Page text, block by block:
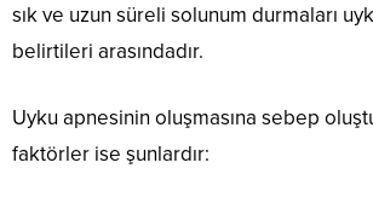
sık ve uzun süreli solunum durmaları
belirtileri arasındadır.
Uyku apnesinin oluşmasına sebep
faktörler ise şunlardır: